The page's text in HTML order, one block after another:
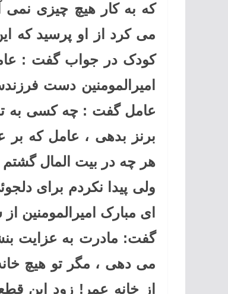
که به کار هیچ چیزی
می کرد از او پرسید که
کودک در جواب گفت :
امیرالمومنین دست
عامل گفت : چه کسی به
برنز بدهی ، عامل که
هر چه در بیت المال گشتم
ولی پیدا نکردم برای
ای مبارک
گفت: مادرت به عزایت
می دهی ، مگر تو هیچ
از خانه عمر! زود این